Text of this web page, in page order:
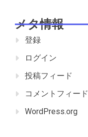
メタ情報
登録
ログイン
投稿フィード
コメントフィード
WordPress.org